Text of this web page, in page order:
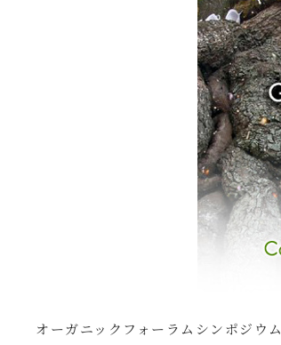
オーガニックフォーラムシンポジウム